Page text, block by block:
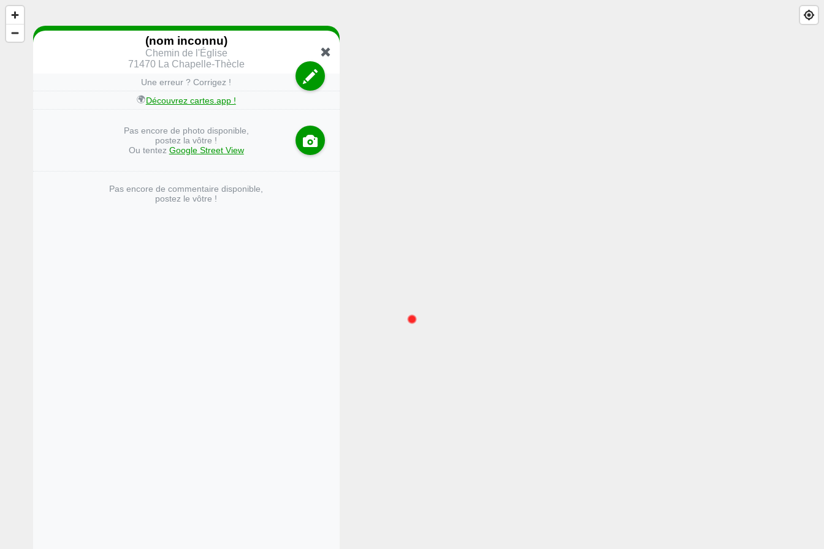
(nom inconnu)
Chemin de l'Église
71470 La Chapelle-Thècle
Une erreur ? Corrigez !
🌍Découvrez cartes.app !
Pas encore de photo disponible,
postez la vôtre !
Ou tentez Google Street View
Pas encore de commentaire disponible,
postez le vôtre !